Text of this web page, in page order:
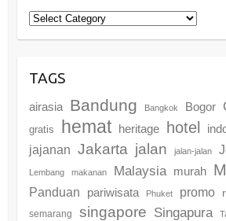
Categories
TAGS
airasia Bandung Bangkok Bogor
gratis hemat heritage hotel
jajanan Jakarta jalan jalan-jalan
Lembang makanan Malaysia murah
Panduan pariwisata Phuket promo
semarang singapore Singapura